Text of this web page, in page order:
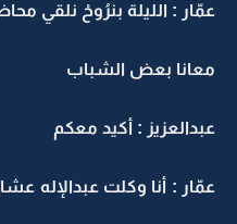
عمّار : الليلة بنرُوحْ نلقي
معانا بعض الشباب
عبدالعزيز : أكيد معكم
عمّار : أنا وكلت عبدالإله